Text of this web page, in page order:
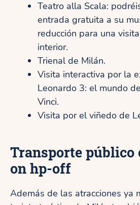
Teatro alla Scala:
entrada gratuita a su
reducción para una
interior.
Trienal de Milán.
Visita interactiva por la
Leonardo 3: el mundo
Vinci.
Visita por el viñedo de
Transporte público
on hp-off
Además de las atracciones ya